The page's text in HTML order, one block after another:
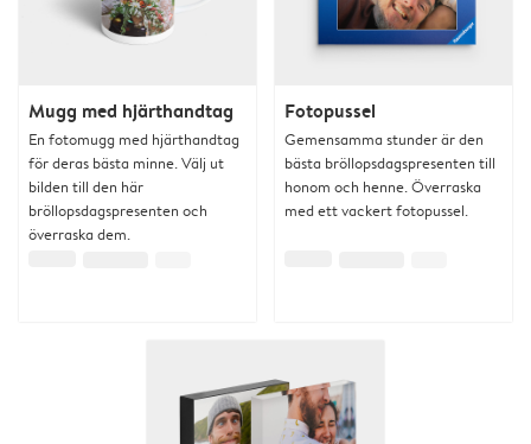
Mugg med hjärthandtag
En fotomugg med hjärthandtag
för deras bästa minne. Välj ut
bilden till den här
bröllopsdagspresenten och
överraska dem.
Fotopussel
Gemensamma stunder är den
bästa bröllopsdagspresenten till
honom och henne. Överraska
med ett vackert fotopussel.